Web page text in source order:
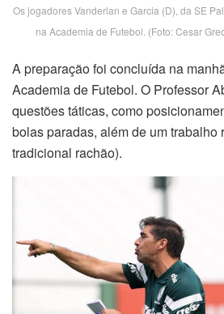
Os jogadores Vanderlan e Garcia (D), da SE
na Academia de Futebol. (Foto: Cesar
A preparação foi concluída na
Academia de Futebol. O Professor
questões táticas, como
bolas paradas, além de um trabalho
tradicional rachão).